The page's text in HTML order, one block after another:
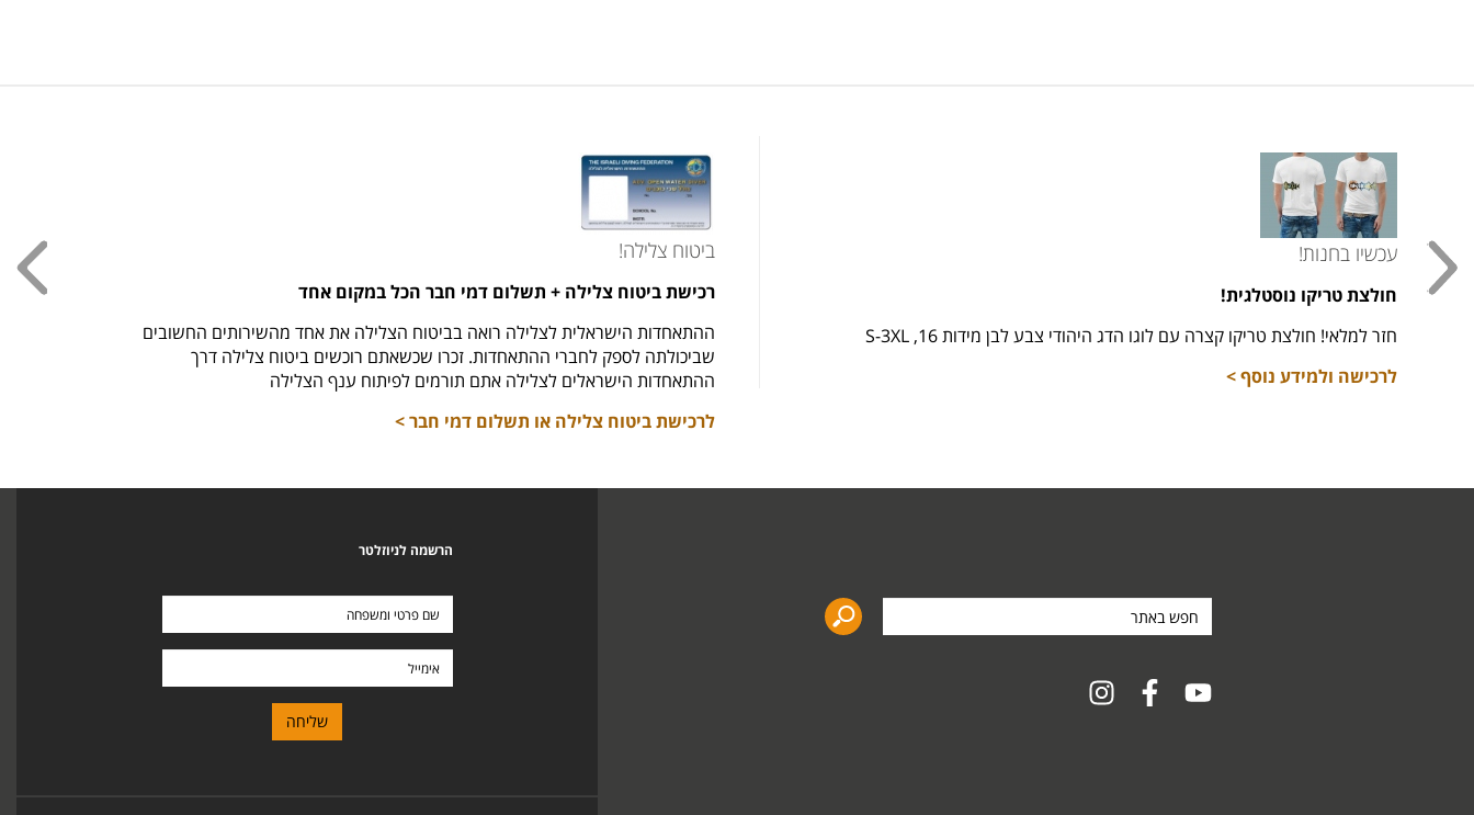
עכשיו בחנות!
חולצת טריקו נוסטלגית!
חזר למלאי! חולצת טריקו קצרה עם לוגו הדג היהודי צבע לבן מידות 16, S-3XL
לרכישה ולמידע נוסף >
ביטוח צלילה!
רכישת ביטוח צלילה + תשלום דמי חבר הכל במקום אחד
ההתאחדות הישראלית לצלילה רואה בביטוח הצלילה את אחד מהשירותים החשובים
שביכולתה לספק לחברי ההתאחדות. זכרו שכשאתם רוכשים ביטוח צלילה דרך
ההתאחדות הישראלים לצלילה אתם תורמים לפיתוח ענף הצלילה
לרכישת ביטוח צלילה או תשלום דמי חבר >
חפש
באתר
הרשמה לניוזלטר